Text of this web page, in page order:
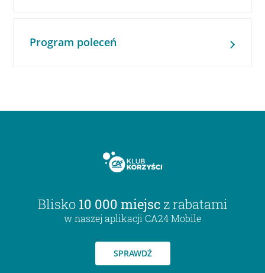
Program poleceń
Blisko 10 000 miejsc z rabatami
w naszej aplikacji CA24 Mobile
SPRAWDŹ